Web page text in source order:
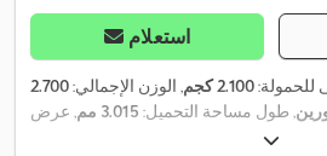
استعلام
للحمولة:2.100 كجم , الوزن الإجمالي:2.700
, طول مساحة التحميل: 3.015 مم
, عرض